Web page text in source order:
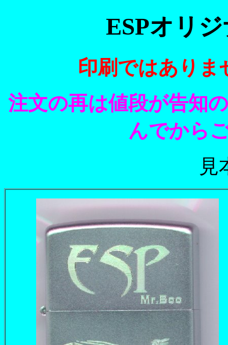
ESPオリ
印刷ではあり
注文の再は値段が告知
んでから
見